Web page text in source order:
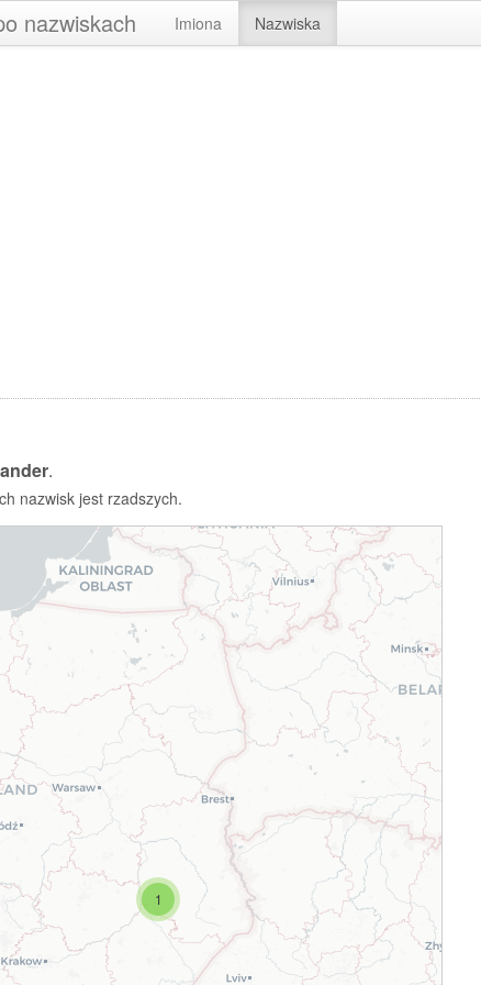
nazwiskach Imiona Nazwiska
.
nazwisk jest rzadszych.
1